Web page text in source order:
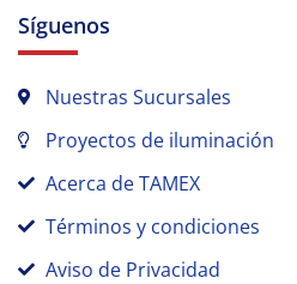
Síguenos
Nuestras Sucursales
Proyectos de iluminación
Acerca de TAMEX
Términos y condiciones
Aviso de Privacidad